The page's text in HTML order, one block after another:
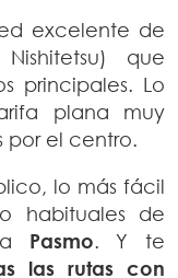
excelente de
que
principales. Lo
plana muy
por el centro.
lo más fácil
habituales de
Pasmo. Y te
las rutas con